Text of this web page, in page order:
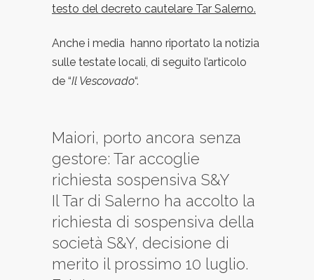
testo del decreto cautelare Tar Salerno.
Anche i media hanno riportato la notizia
sulle testate locali, di seguito l’articolo
de “Il Vescovado“.
Maiori, porto ancora senza
gestore: Tar accoglie
richiesta sospensiva S&Y
Il Tar di Salerno ha accolto la
richiesta di sospensiva della
società S&Y, decisione di
merito il prossimo 10 luglio.